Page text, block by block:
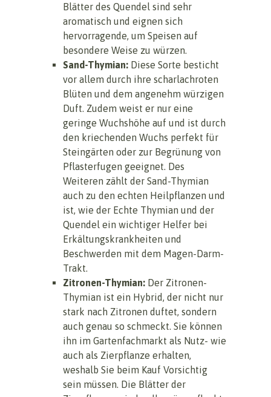
Blätter des Quendel sind sehr
aromatisch und eignen sich
hervorragende, um Speisen auf
besondere Weise zu würzen.
Sand-Thymian: Diese Sorte besticht
vor allem durch ihre scharlachroten
Blüten und dem angenehm würzigen
Duft. Zudem weist er nur eine
geringe Wuchshöhe auf und ist durch
den kriechenden Wuchs perfekt für
Steingärten oder zur Begrünung von
Pflasterfugen geeignet. Des
Weiteren zählt der Sand-Thymian
auch zu den echten Heilpflanzen und
ist, wie der Echte Thymian und der
Quendel ein wichtiger Helfer bei
Erkältungskrankheiten und
Beschwerden mit dem Magen-Darm-
Trakt.
Zitronen-Thymian: Der Zitronen-
Thymian ist ein Hybrid, der nicht nur
stark nach Zitronen duftet, sondern
auch genau so schmeckt. Sie können
ihn im Gartenfachmarkt als Nutz- wie
auch als Zierpflanze erhalten,
weshalb Sie beim Kauf Vorsichtig
sein müssen. Die Blätter der